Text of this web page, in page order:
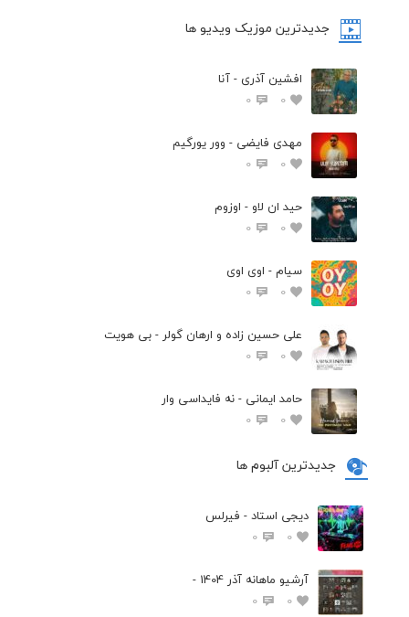
جدیدترین موزیک ویدیو ها
افشین آذری - آنا
0
0
مهدی فایضی - وور یورگیم
0
0
حید ان لاو - اوزوم
0
0
سیام - اوی اوی
0
0
علی حسین زاده و ارهان گولر - بی هویت
0
0
حامد ایمانی - نه فایداسی وار
0
0
جدیدترین آلبوم ها
دیجی استاد - فیرلس
0
0
آرشیو ماهانه آذر 1404 -
0
0